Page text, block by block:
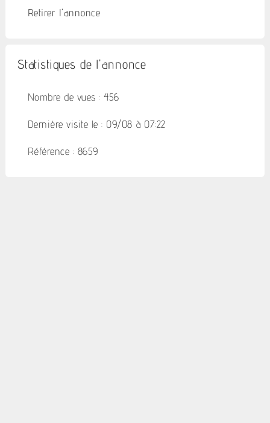
Retirer l'annonce
Statistiques de l'annonce
Nombre de vues : 456
Dernière visite le : 09/08 à 07:22
Référence : 8659